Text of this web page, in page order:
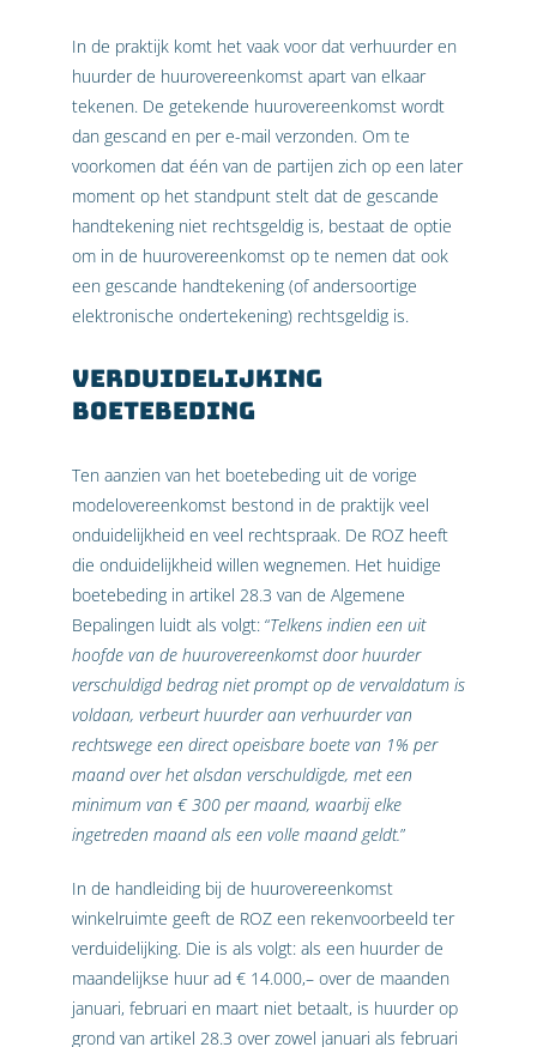
In de praktijk komt het vaak voor dat verhuurder en
huurder de huurovereenkomst apart van elkaar
tekenen. De getekende huurovereenkomst wordt
dan gescand en per e-mail verzonden. Om te
voorkomen dat één van de partijen zich op een later
moment op het standpunt stelt dat de gescande
handtekening niet rechtsgeldig is, bestaat de optie
om in de huurovereenkomst op te nemen dat ook
een gescande handtekening (of andersoortige
elektronische ondertekening) rechtsgeldig is.
Verduidelijking
boetebeding
Ten aanzien van het boetebeding uit de vorige
modelovereenkomst bestond in de praktijk veel
onduidelijkheid en veel rechtspraak. De ROZ heeft
die onduidelijkheid willen wegnemen. Het huidige
boetebeding in artikel 28.3 van de Algemene
Bepalingen luidt als volgt: “Telkens indien een uit
hoofde van de huurovereenkomst door huurder
verschuldigd bedrag niet prompt op de vervaldatum is
voldaan, verbeurt huurder aan verhuurder van
rechtswege een direct opeisbare boete van 1% per
maand over het alsdan verschuldigde, met een
minimum van € 300 per maand, waarbij elke
ingetreden maand als een volle maand geldt.”
In de handleiding bij de huurovereenkomst
winkelruimte geeft de ROZ een rekenvoorbeeld ter
verduidelijking. Die is als volgt: als een huurder de
maandelijkse huur ad € 14.000,– over de maanden
januari, februari en maart niet betaalt, is huurder op
grond van artikel 28.3 over zowel januari als februari